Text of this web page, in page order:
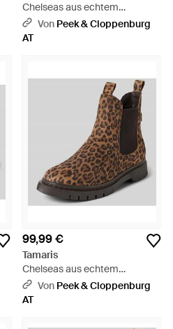
Chelseas aus echtem
Rindsleder - Schwarz
Von Peek & Cloppenburg
AT
99,99 €
Tamaris
Chelseas aus echtem
Rindsleder - Braun
Von Peek & Cloppenburg
AT